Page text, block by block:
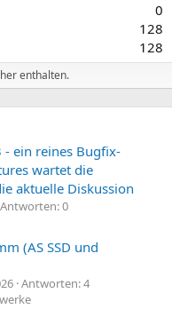
i
m
m
0
128
128
enthalten.
- ein reines Bugfix-
wartet die
aktuelle Diskussion
Antworten: 0
(AS SSD und
Antworten: 4